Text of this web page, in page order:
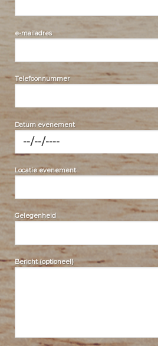
e-mailadres
Telefoonnummer
Datum evenement
Locatie evenement
Gelegenheid
Bericht (optioneel)